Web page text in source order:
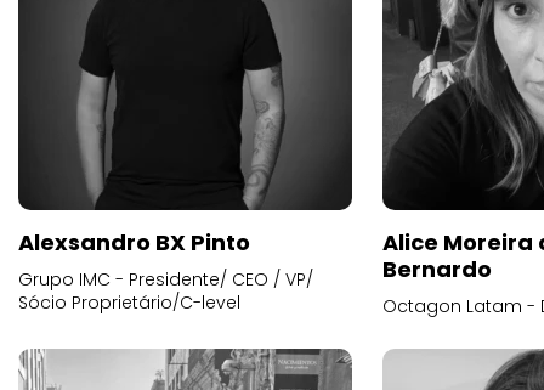
Alexsandro BX Pinto
Grupo IMC - Presidente/ CEO / VP/
Sócio Proprietário/C-level
Alice
Bernardo
Octagon Latam -